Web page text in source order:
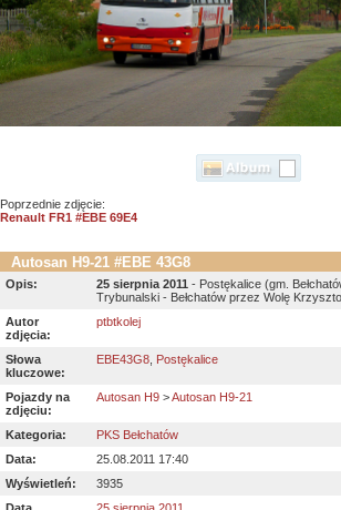
Poprzednie zdjęcie:
Renault FR1 #EBE 69E4
Autosan H9-21 #EBE 43G8
Opis: 25 sierpnia 2011 - Postękalice (gm.
Trybunalski - Bełchatów przez Wolę
Autor
zdjęcia:
ptbtkolej
Słowa
kluczowe:
EBE43G8 Postękalice
Pojazdy na
zdjęciu:
Autosan H9 >Autosan H9-21
Kategoria:
PKS Bełchatów
Data:
25.08.2011 17:40
Wyświetleń:
3935